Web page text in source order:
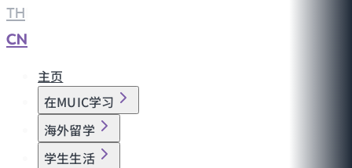
TH
CN
主页
在MUIC学习
海外留学
学生生活